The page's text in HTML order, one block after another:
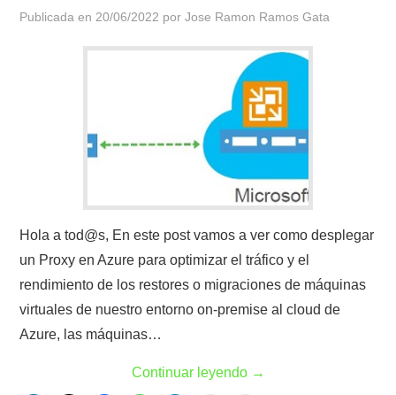
Publicada en 20/06/2022 porJose Ramon Ramos Gata
Hola a tod@s, En este post vamos a ver como desplegar
un Proxy en Azure para optimizar el tráfico y el
rendimiento de los restores o migraciones de máquinas
virtuales de nuestro entorno on-premise al cloud de
Azure, las máquinas…
Continuar leyendo →